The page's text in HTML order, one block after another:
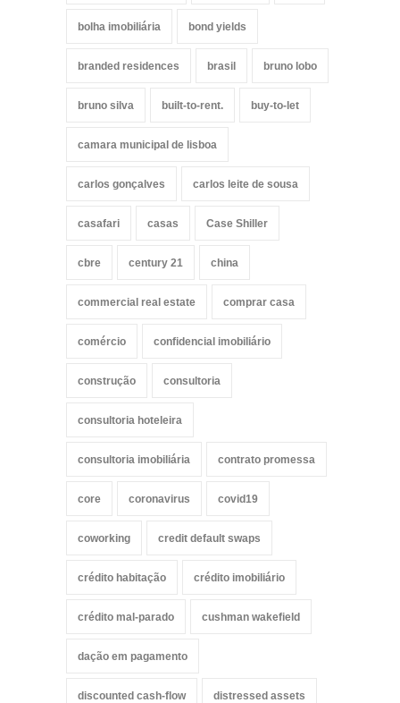
bolha imobiliária bond yields
branded residences brasil bruno lobo
bruno silva built-to-rent. buy-to-let
camara municipal de lisboa
carlos gonçalves carlos leite de sousa
casafari casas Case Shiller
cbre century 21 china
commercial real estate comprar casa
comércio confidencial imobiliário
construção consultoria
consultoria hoteleira
consultoria imobiliária contrato promessa
core coronavirus covid19
coworking credit default swaps
crédito habitação crédito imobiliário
crédito mal-parado cushman wakefield
dação em pagamento
discounted cash-flow distressed assets